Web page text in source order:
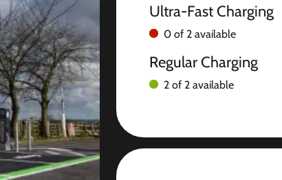
Ultra-Fast Charging
0 of 2 available
Regular Charging
2 of 2 available